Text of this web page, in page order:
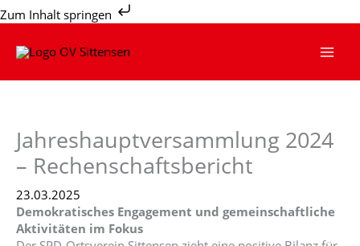
Zum Inhalt springen
Zum
Inhalt
Jahreshauptversammlung 2024
– Rechenschaftsbericht
23.03.2025
Demokratisches Engagement und gemeinschaftliche
Aktivitäten im Fokus